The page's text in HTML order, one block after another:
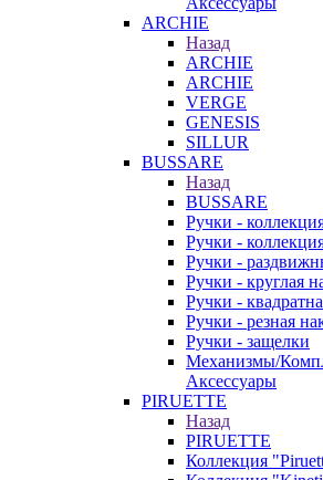
ARCHIE
Назад
ARCHIE
ARCHIE
VERGE
GENESIS
SILLUR
BUSSARE
Назад
BUSSARE
Ручки -
Ручки -
Ручки -
Ручки - круглая
Ручки -
Ручки - резная
Ручки - защелки
Механизмы/
Аксессуары
PIRUETTE
Назад
PIRUETTE
Коллекция